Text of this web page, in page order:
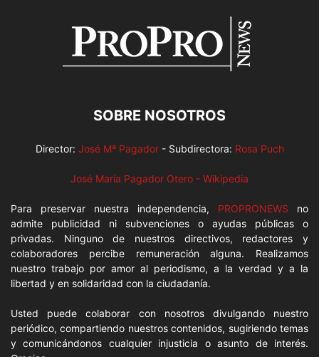
SOBRE NOSOTROS
Director: José Mª Pagador- Subdirectora: Rosa Puch
José María Pagador Otero - Wikipedia
Para preservar nuestra independencia, PROPRONEWS no
admite publicidad ni subvenciones o ayudas públicas o
privadas. Ninguno de nuestros directivos, redactores y
colaboradores percibe remuneración alguna. Realizamos
nuestro trabajo por amor al periodismo, a la verdad y a la
libertad y en solidaridad con la ciudadanía.
Usted puede colaborar con nosotros divulgando nuestro
periódico, compartiendo nuestros contenidos, sugiriendo temas
y comunicándonos cualquier injusticia o asunto de interés.